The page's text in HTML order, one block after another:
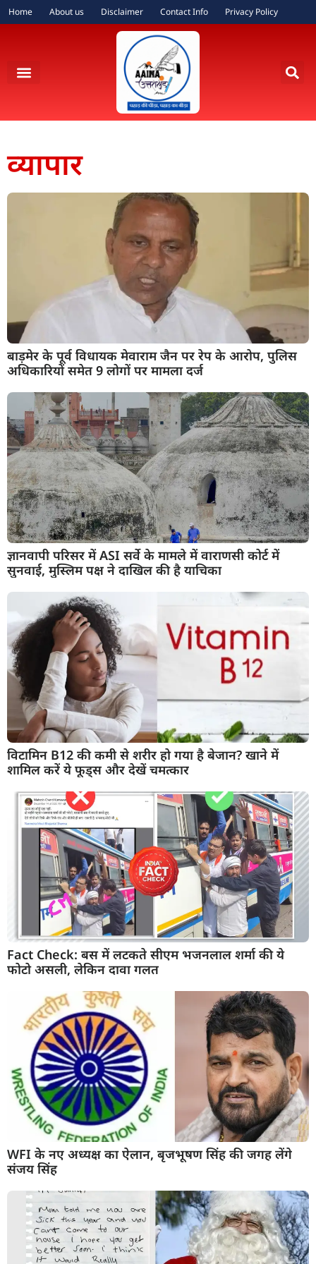
Home About us Disclaimer Contact Info Privacy Policy
व्यापार
बाड़मेर के पूर्व विधायक मेवाराम जैन पर रेप के आरोप, पुलिस
अधिकारियों समेत 9 लोगों पर मामला दर्ज
ज्ञानवापी परिसर में ASI सर्वे के मामले में वाराणसी कोर्ट में
सुनवाई, मुस्लिम पक्ष ने दाखिल की है याचिका
विटामिन B12 की कमी से शरीर हो गया है बेजान? खाने में
शामिल करें ये फूड्स और देखें चमत्कार
Fact Check: बस में लटकते सीएम भजनलाल शर्मा की ये
फोटो असली, लेकिन दावा गलत
WFI के नए अध्यक्ष का ऐलान, बृजभूषण सिंह की जगह लेंगे
संजय सिंह